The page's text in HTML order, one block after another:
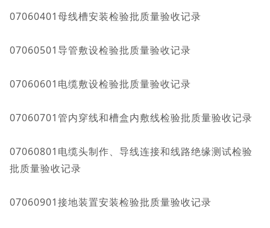
07060401母线槽安装检验批质量验收记录
07060501导管敷设检验批质量验收记录
07060601电缆敷设检验批质量验收记录
07060701管内穿线和槽盒内敷线检验批质量验收记录
07060801电缆头制作、导线连接和线路绝缘测试检验
批质量验收记录
07060901接地装置安装检验批质量验收记录